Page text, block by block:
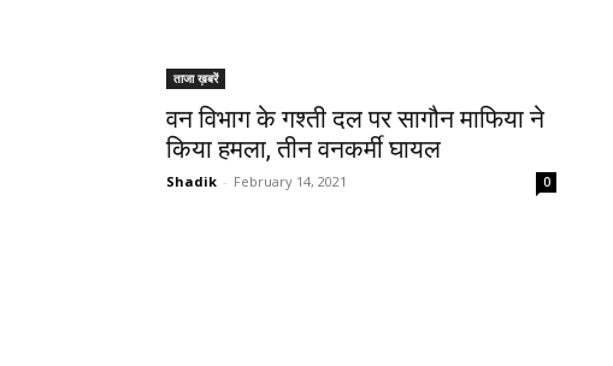
ताजा ख़बरें
वन विभाग के गश्ती दल पर सागौन माफिया ने
किया हमला, तीन वनकर्मी घायल
Shadik - February 14, 2021 0